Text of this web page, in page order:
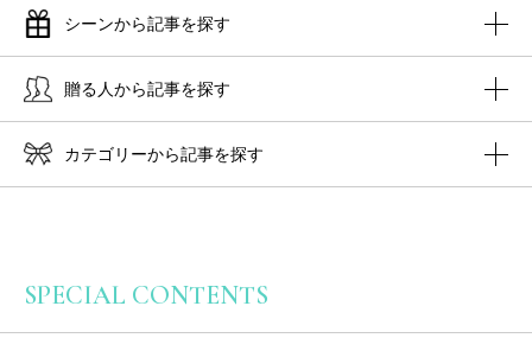
シーンから記事を探す
贈る人から記事を探す
カテゴリーから記事を探す
SPECIAL CONTENTS